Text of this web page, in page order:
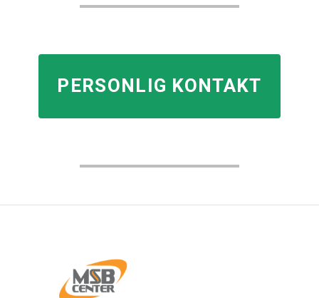
PERSONLIG KONTAKT